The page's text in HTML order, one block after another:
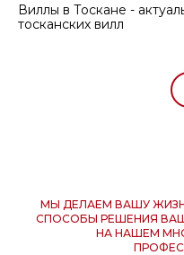
Виллы в Тоскане -
тосканских вилл
МЫ ДЕЛАЕМ ВАШУ
СПОСОБЫ РЕШЕНИЯ
НА НАШЕМ